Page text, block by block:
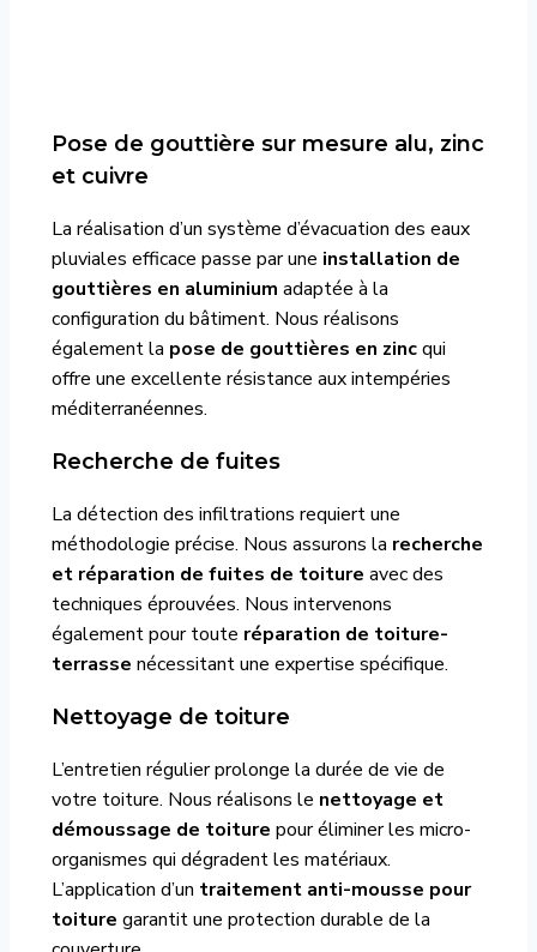
Pose de gouttière sur mesure alu, zinc
et cuivre
La réalisation d’un système d’évacuation des eaux
pluviales efficace passe par une installation de
gouttières en aluminium adaptée à la
configuration du bâtiment. Nous réalisons
également la pose de gouttières en zincqui
offre une excellente résistance aux intempéries
méditerranéennes.
Recherche de fuites
La détection des infiltrations requiert une
méthodologie précise. Nous assurons la recherche
et réparation de fuites de toiture avec des
techniques éprouvées. Nous intervenons
également pour toute réparation de toiture-
terrasse nécessitant une expertise spécifique.
Nettoyage de toiture
L’entretien régulier prolonge la durée de vie de
votre toiture. Nous réalisons le nettoyage et
démoussage de toiture pour éliminer les micro-
organismes qui dégradent les matériaux.
L’application d’un traitement anti-mousse pour
toiture garantit une protection durable de la